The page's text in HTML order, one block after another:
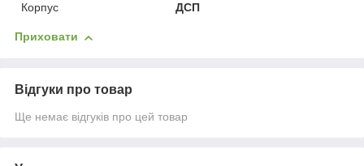
Корпус
ДСП
Приховати
Відгуки про товар
Ще немає відгуків про цей товар